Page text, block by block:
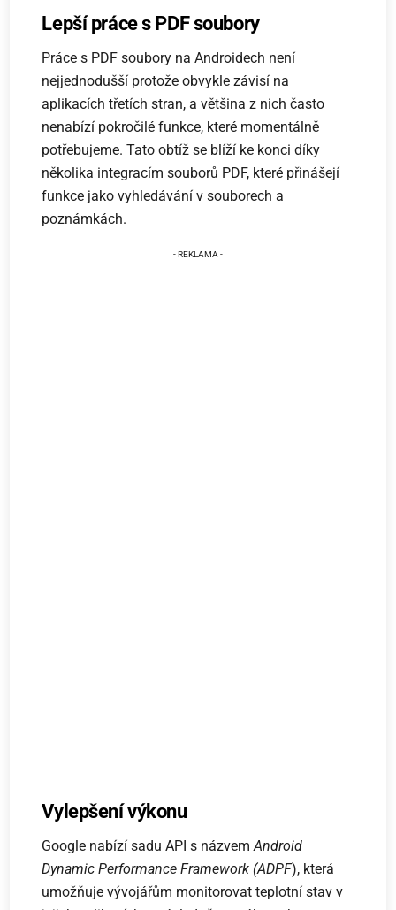
Lepší práce s PDF soubory
Práce s PDF soubory na Androidech není
nejjednodušší protože obvykle závisí na
aplikacích třetích stran, a většina z nich často
nenabízí pokročilé funkce, které momentálně
potřebujeme. Tato obtíž se blíží ke konci díky
několika integracím souborů PDF, které přinášejí
funkce jako vyhledávání v souborech a
poznámkách.
Vylepšení výkonu
Google nabízí sadu API s názvemAndroid
Dynamic Performance Framework (ADPF), která
umožňuje vývojářům monitorovat teplotní stav v